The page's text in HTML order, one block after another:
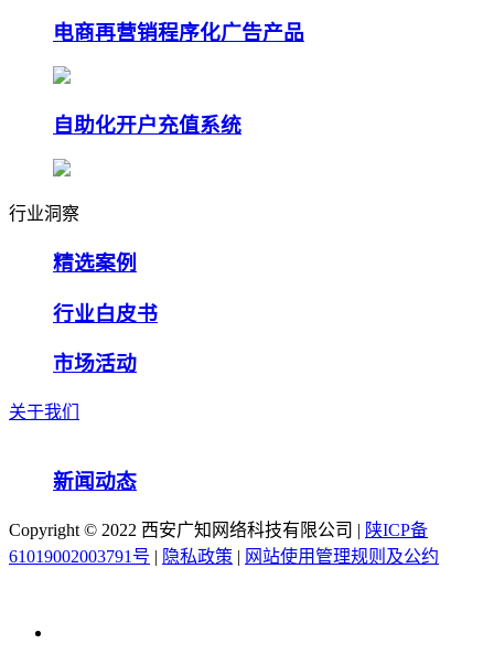
电商再营销程序化广告产品
自助化开户充值系统
行业洞察
精选案例
行业白皮书
市场活动
关于我们
新闻动态
Copyright ©️ 2022 西安广知网络科技有限公司 | 陕ICP备
61019002003791号 | 隐私政策 | 网站使用管理规则及公约